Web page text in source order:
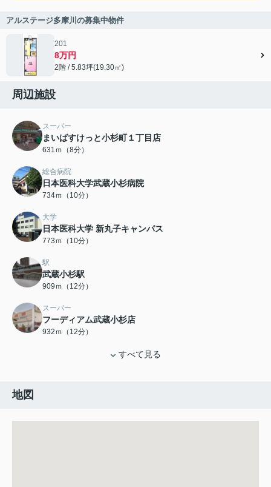
アルステージ多摩川の募集中物件
201
8万円
2階 / 5.83坪(19.30㎡)
周辺施設
スーパー
まいばすけっと小杉町１丁目店
631ｍ（8分）
総合病院
日本医科大学武蔵小杉病院
734ｍ（10分）
大学
日本医科大学 新丸子キャンパス
773ｍ（10分）
駅
武蔵小杉駅
909ｍ（12分）
スーパー
フーディアム武蔵小杉店
932ｍ（12分）
すべて見る
地図